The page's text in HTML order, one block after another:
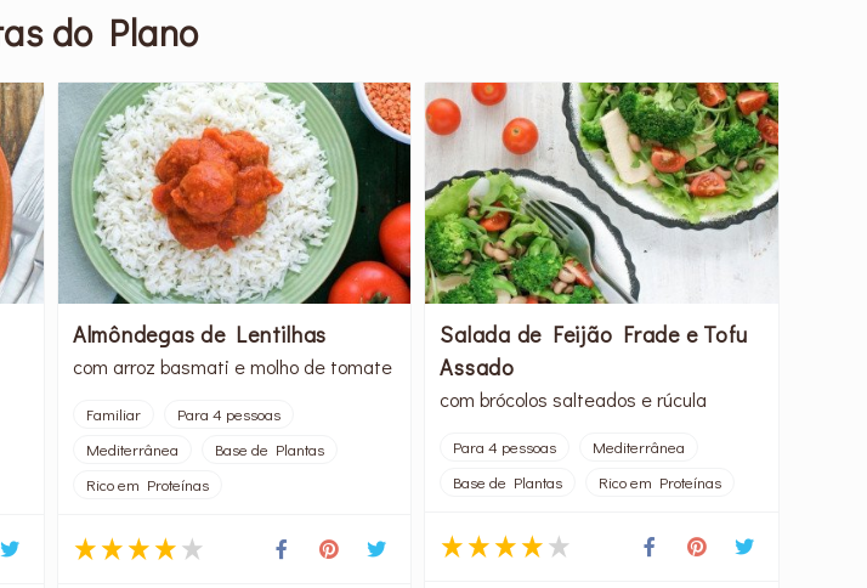
do Plano
Almôndegas de Lentilhas
com arroz basmati e molho de tomate
Familiar
Para 4 pessoas
Mediterrânea
Base de Plantas
Rico em Proteínas
Salada de Feijão Frade e Tofu
Assado
com brócolos salteados e rúcula
Para 4 pessoas
Mediterrânea
Base de Plantas
Rico em Proteínas